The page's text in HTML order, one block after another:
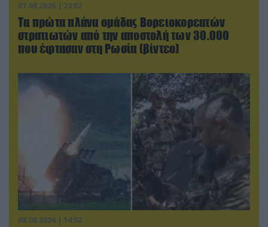
07.08.2026 | 23:02
Τα πρώτα πλάνα ομάδας Βορειοκορεατών
στρατιωτών από την αποστολή των 30.000
που έφτασαν στη Ρωσία (βίντεο)
08.08.2026 | 14:02